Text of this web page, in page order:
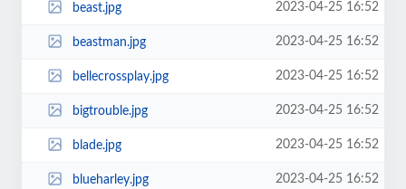
beast.jpg 2023-04-25 16:52
beastman.jpg 2023-04-25 16:52
bellecrossplay.jpg 2023-04-25 16:52
bigtrouble.jpg 2023-04-25 16:52
blade.jpg 2023-04-25 16:52
blueharley.jpg 2023-04-25 16:52